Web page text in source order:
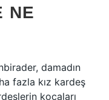
NE
damadın
fazla kız kardeş
kocaları